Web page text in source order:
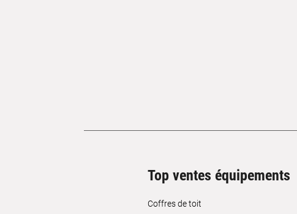
Top ventes équipements
Coffres de toit